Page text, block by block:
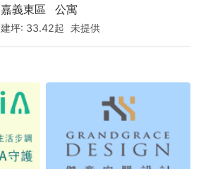
嘉義東區 公寓
建坪: 33.42起 未提供